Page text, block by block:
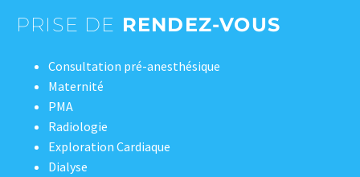
PRISE DE RENDEZ-VOUS
Consultation pré-anesthésique
Maternité
PMA
Radiologie
Exploration Cardiaque
Dialyse